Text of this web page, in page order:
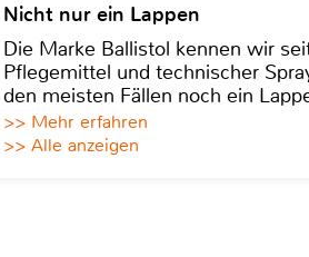
Nicht nur ein Lappen
Die Marke Ballistol kennen wir
Pflegemittel und technischer
den meisten Fällen noch ein
>> Mehr erfahren
>> Alle anzeigen